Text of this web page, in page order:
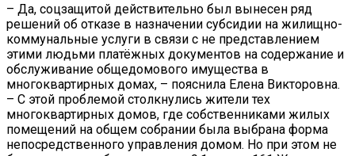
– Да, соцзащитой действительно был вынесен ряд
решений об отказе в назначении субсидии на жилищно-
коммунальные услуги в связи с не представлением
этими людьми платёжных документов на содержание и
обслуживание общедомового имущества в
многоквартирных домах, – пояснила Елена Викторовна.
– С этой проблемой столкнулись жители тех
многоквартирных домов, где собственниками жилых
помещений на общем собрании была выбрана форма
непосредственного управления домом. Но при этом не